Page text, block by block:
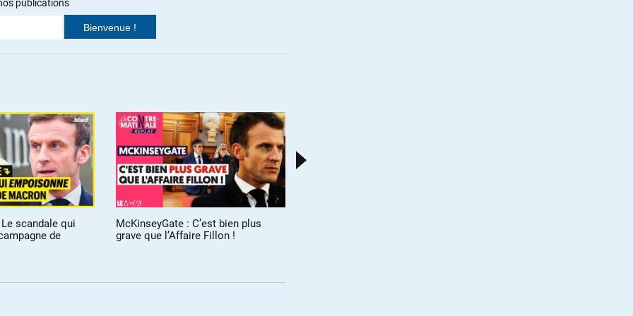
réussi à faire sauter dans le droit de la presse « l’exception
journalistes + ou – des procès en diffamation ?… Ça aurait
répondre aux questions qui dérangent, mais en plus pour
qui le met en cause.
Gestion » a été radiée du RCS en date du 21-07-2017 et a
justice française sache quoi que ce soit de cette « affaire »,
démontré qu’ils sont capables de réélire des condamnés, mais
publications
scandale qui
de
McKinseyGate : C’est bien plus
grave que l’Affaire Fillon !